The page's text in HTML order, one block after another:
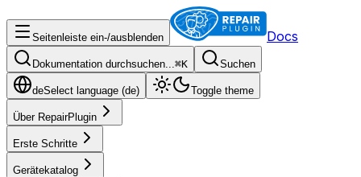
Seitenleiste ein-/ausblenden Docs
Dokumentation durchsuchen...⌘K Suchen
deSelect language (de) Toggle theme
Über RepairPlugin
Erste Schritte
Gerätekatalog